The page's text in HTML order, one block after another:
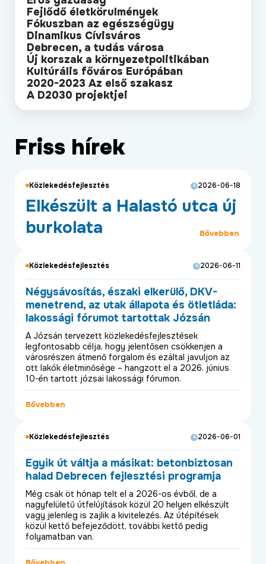
ÉLETMINŐSÉG
OKTATÁS
PROJEKTEK
ÖSSZES PROJEKT
Fejlődő életkörulmények
Fókuszban az egészségügy
Dinamikus Cívisváros
Debrecen, a tudás városa
Új korszak a környezetpolitikában
Kultúrális főváros Európában
2020-2023 Az első szakasz
A D2030 projektjei
Friss hírek
Közlekedésfejlesztés 2026-06-18
Elkészült a Halastó utca új
burkolata
Bővebben
Közlekedésfejlesztés 2026-06-11
Négysávosítás, északi elkerülő, DKV-
menetrend, az utak állapota és ötletláda:
lakossági fórumot tartottak Józsán
A Józsán tervezett közlekedésfejlesztések
legfontosabb célja, hogy jelentősen csökkenjen a
városrészen átmenő forgalom és ezáltal javuljon az
ott lakók életminősége – hangzott el a 2026. június
10-én tartott józsai lakossági fórumon.
Bővebben
Közlekedésfejlesztés 2026-06-01
Egyik út váltja a másikat: betonbiztosan
halad Debrecen fejlesztési programja
Még csak öt hónap telt el a 2026-os évből, de a
nagyfelületű útfelújítások közül 20 helyen elkészült
vagy jelenleg is zajlik a kivitelezés. Az útépítések
közül kettő befejeződött, további kettő pedig
folyamatban van.